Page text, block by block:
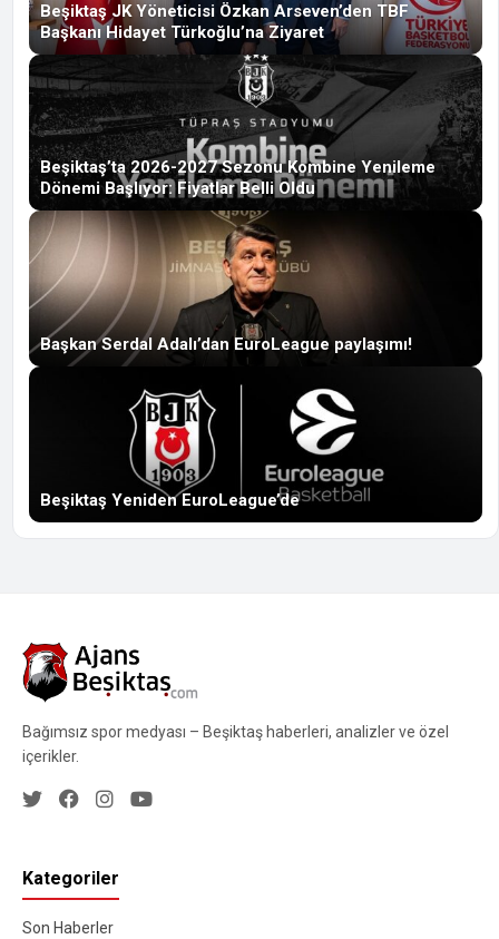
Beşiktaş JK Yöneticisi Özkan Arseven’den TBF
Başkanı Hidayet Türkoğlu’na Ziyaret
Beşiktaş’ta 2026-2027 Sezonu Kombine Yenileme
Dönemi Başlıyor: Fiyatlar Belli Oldu
Başkan Serdal Adalı’dan EuroLeague paylaşımı!
Beşiktaş Yeniden EuroLeague’de
Bağımsız spor medyası – Beşiktaş haberleri, analizler ve özel
içerikler.
Kategoriler
Son Haberler